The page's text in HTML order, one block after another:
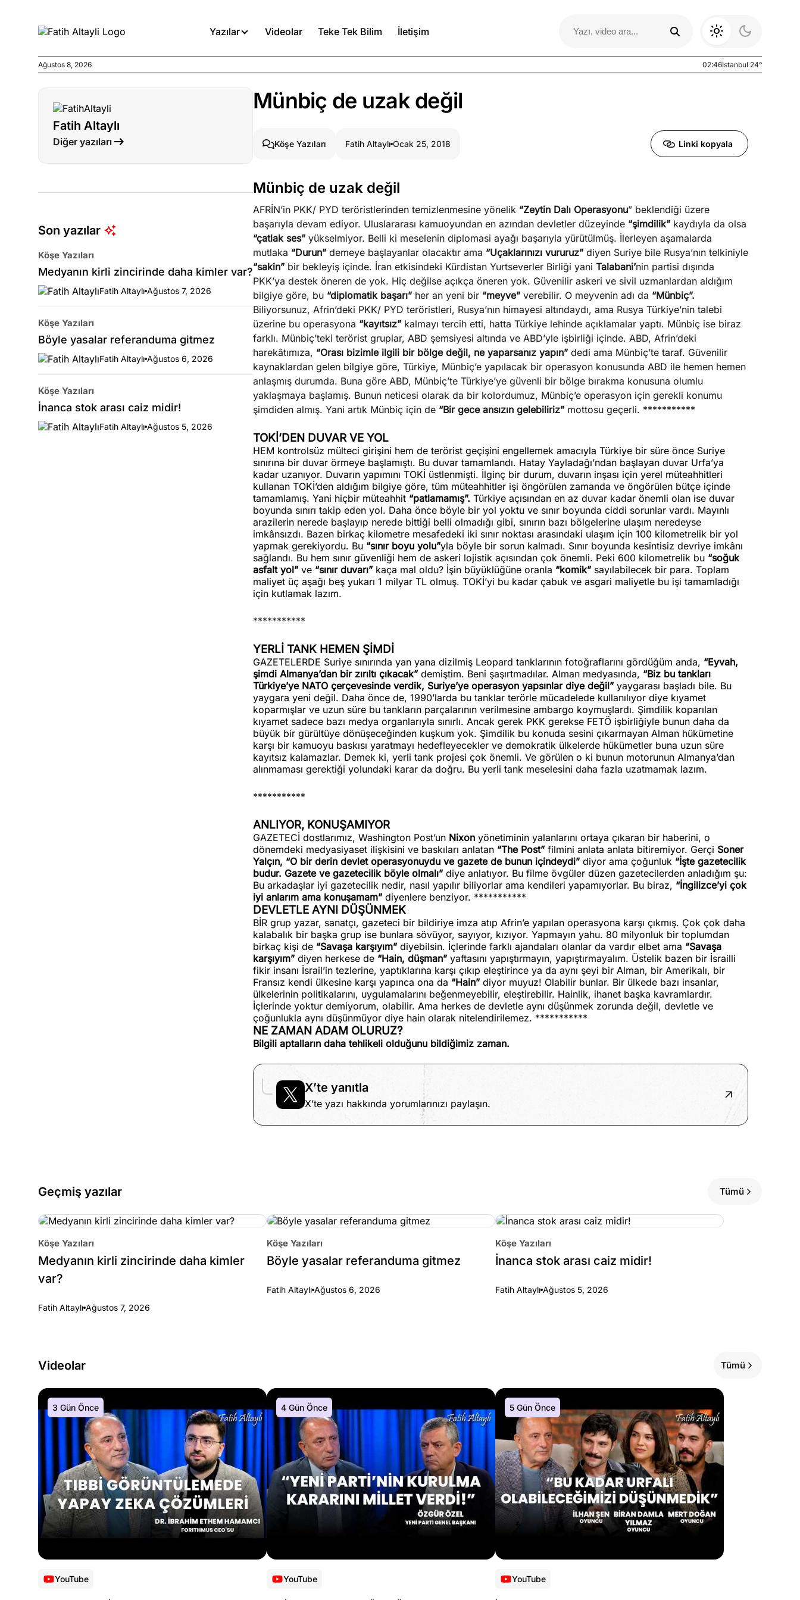
Yazılar Videolar Teke Tek Bilim İletişim
Ağustos 7, 2026
Medyanın kirli zincirinde daha kimler var?
Böyle yasalar referanduma gitmez
Ağustos 5, 2026
İnanca stok arası caiz midir!
Köşe Yazıları Spor Yazıları Otomobil Yazıları
Ağustos 8, 2026 02:46İstanbul 24°
Fatih Altaylı
Diğer yazıları
Son yazılar
Köşe Yazıları
Medyanın kirli zincirinde daha kimler var?
Fatih Altaylı Ağustos 7, 2026
Köşe Yazıları
Böyle yasalar referanduma gitmez
Fatih Altaylı Ağustos 6, 2026
Köşe Yazıları
İnanca stok arası caiz midir!
Fatih Altaylı Ağustos 5, 2026
Münbiç de uzak değil
Köşe Yazıları Fatih Altaylı Ocak 25, 2018 Linki kopyala
Münbiç de uzak değil
AFRİN’in PKK/ PYD teröristlerinden temizlenmesine yönelik “Zeytin Dalı Operasyonu” beklendiği üzere
başarıyla devam ediyor. Uluslararası kamuoyundan en azından devletler düzeyinde “şimdilik” kaydıyla da olsa
“çatlak ses” yükselmiyor. Belli ki meselenin diplomasi ayağı başarıyla yürütülmüş. İlerleyen aşamalarda
mutlaka “Durun” demeye başlayanlar olacaktır ama “Uçaklarınızı vururuz” diyen Suriye bile Rusya’nın telkiniyle
“sakin” bir bekleyiş içinde. İran etkisindeki Kürdistan Yurtseverler Birliği yani Talabani’nin partisi dışında
PKK’ya destek öneren de yok. Hiç değilse açıkça öneren yok. Güvenilir askeri ve sivil uzmanlardan aldığım
bilgiye göre, bu “diplomatik başarı” her an yeni bir “meyve” verebilir. O meyvenin adı da “Münbiç”.
Biliyorsunuz, Afrin’deki PKK/ PYD teröristleri, Rusya’nın himayesi altındaydı, ama Rusya Türkiye’nin talebi
üzerine bu operasyona “kayıtsız” kalmayı tercih etti, hatta Türkiye lehinde açıklamalar yaptı. Münbiç ise biraz
farklı. Münbiç’teki terörist gruplar, ABD şemsiyesi altında ve ABD’yle işbirliği içinde. ABD, Afrin’deki
harekâtımıza, “Orası bizimle ilgili bir bölge değil, ne yaparsanız yapın” dedi ama Münbiç’te taraf. Güvenilir
kaynaklardan gelen bilgiye göre, Türkiye, Münbiç’e yapılacak bir operasyon konusunda ABD ile hemen hemen
anlaşmış durumda. Buna göre ABD, Münbiç’te Türkiye’ye güvenli bir bölge bırakma konusuna olumlu
yaklaşmaya başlamış. Bunun neticesi olarak da bir kolordumuz, Münbiç’e operasyon için gerekli konumu
şimdiden almış. Yani artık Münbiç için de “Bir gece ansızın gelebiliriz” mottosu geçerli. ***********
TOKİ’DEN DUVAR VE YOL
HEM kontrolsüz mülteci girişini hem de terörist geçişini engellemek amacıyla Türkiye bir süre önce Suriye
sınırına bir duvar örmeye başlamıştı. Bu duvar tamamlandı. Hatay Yayladağı’ndan başlayan duvar Urfa’ya
kadar uzanıyor. Duvarın yapımını TOKİ üstlenmişti. İlginç bir durum, duvarın inşası için yerel müteahhitleri
kullanan TOKİ’den aldığım bilgiye göre, tüm müteahhitler işi öngörülen zamanda ve öngörülen bütçe içinde
tamamlamış. Yani hiçbir müteahhit “patlamamış”. Türkiye açısından en az duvar kadar önemli olan ise duvar
boyunda sınırı takip eden yol. Daha önce böyle bir yol yoktu ve sınır boyunda ciddi sorunlar vardı. Mayınlı
arazilerin nerede başlayıp nerede bittiği belli olmadığı gibi, sınırın bazı bölgelerine ulaşım neredeyse
imkânsızdı. Bazen birkaç kilometre mesafedeki iki sınır noktası arasındaki ulaşım için 100 kilometrelik bir yol
yapmak gerekiyordu. Bu “sınır boyu yolu”yla böyle bir sorun kalmadı. Sınır boyunda kesintisiz devriye imkânı
sağlandı. Bu hem sınır güvenliği hem de askeri lojistik açısından çok önemli. Peki 600 kilometrelik bu “soğuk
asfalt yol” ve “sınır duvarı” kaça mal oldu? İşin büyüklüğüne oranla “komik” sayılabilecek bir para. Toplam
maliyet üç aşağı beş yukarı 1 milyar TL olmuş. TOKİ’yi bu kadar çabuk ve asgari maliyetle bu işi tamamladığı
için kutlamak lazım.
***********
YERLİ TANK HEMEN ŞİMDİ
GAZETELERDE Suriye sınırında yan yana dizilmiş Leopard tanklarının fotoğraflarını gördüğüm anda, “Eyvah,
şimdi Almanya’dan bir zırıltı çıkacak” demiştim. Beni şaşırtmadılar. Alman medyasında, “Biz bu tankları
Türkiye’ye NATO çerçevesinde verdik, Suriye’ye operasyon yapsınlar diye değil” yaygarası başladı bile. Bu
yaygara yeni değil. Daha önce de, 1990’larda bu tanklar terörle mücadelede kullanılıyor diye kıyamet
koparmışlar ve uzun süre bu tankların parçalarının verilmesine ambargo koymuşlardı. Şimdilik koparılan
kıyamet sadece bazı medya organlarıyla sınırlı. Ancak gerek PKK gerekse FETÖ işbirliğiyle bunun daha da
büyük bir gürültüye dönüşeceğinden kuşkum yok. Şimdilik bu konuda sesini çıkarmayan Alman hükümetine
karşı bir kamuoyu baskısı yaratmayı hedefleyecekler ve demokratik ülkelerde hükümetler buna uzun süre
kayıtsız kalamazlar. Demek ki, yerli tank projesi çok önemli. Ve görülen o ki bunun motorunun Almanya’dan
alınmaması gerektiği yolundaki karar da doğru. Bu yerli tank meselesini daha fazla uzatmamak lazım.
***********
ANLIYOR, KONUŞAMIYOR
GAZETECİ dostlarımız, Washington Post’un Nixon yönetiminin yalanlarını ortaya çıkaran bir haberini, o
dönemdeki medyasiyaset ilişkisini ve baskıları anlatan “The Post” filmini anlata anlata bitiremiyor. Gerçi Soner
Yalçın, “O bir derin devlet operasyonuydu ve gazete de bunun içindeydi” diyor ama çoğunluk “İşte gazetecilik
budur. Gazete ve gazetecilik böyle olmalı” diye anlatıyor. Bu filme övgüler düzen gazetecilerden anladığım şu:
Bu arkadaşlar iyi gazetecilik nedir, nasıl yapılır biliyorlar ama kendileri yapamıyorlar. Bu biraz, “İngilizce’yi çok
iyi anlarım ama konuşamam” diyenlere benziyor. ***********
DEVLETLE AYNI DÜŞÜNMEK
BİR grup yazar, sanatçı, gazeteci bir bildiriye imza atıp Afrin’e yapılan operasyona karşı çıkmış. Çok çok daha
kalabalık bir başka grup ise bunlara sövüyor, sayıyor, kızıyor. Yapmayın yahu. 80 milyonluk bir toplumdan
birkaç kişi de “Savaşa karşıyım” diyebilsin. İçlerinde farklı ajandaları olanlar da vardır elbet ama “Savaşa
karşıyım” diyen herkese de “Hain, düşman” yaftasını yapıştırmayın, yapıştırmayalım. Üstelik bazen bir İsrailli
fikir insanı İsrail’in tezlerine, yaptıklarına karşı çıkıp eleştirince ya da aynı şeyi bir Alman, bir Amerikalı, bir
Fransız kendi ülkesine karşı yapınca ona da “Hain” diyor muyuz! Olabilir bunlar. Bir ülkede bazı insanlar,
ülkelerinin politikalarını, uygulamalarını beğenmeyebilir, eleştirebilir. Hainlik, ihanet başka kavramlardır.
İçlerinde yoktur demiyorum, olabilir. Ama herkes de devletle aynı düşünmek zorunda değil, devletle ve
çoğunlukla aynı düşünmüyor diye hain olarak nitelendirilemez. ***********
NE ZAMAN ADAM OLURUZ?
Bilgili aptalların daha tehlikeli olduğunu bildiğimiz zaman.
X’te yanıtla
X’te yazı hakkında yorumlarınızı paylaşın.
Geçmiş yazılar Tümü
Köşe Yazıları
Medyanın kirli zincirinde daha kimler
var?
Fatih Altaylı Ağustos 7, 2026
Köşe Yazıları
Böyle yasalar referanduma gitmez
Fatih Altaylı Ağustos 6, 2026
Köşe Yazıları
İnanca stok arası caiz midir!
Fatih Altaylı Ağustos 5, 2026
Videolar Tümü
3 Gün Önce
YouTube
4 Gün Önce
YouTube
5 Gün Önce
YouTube